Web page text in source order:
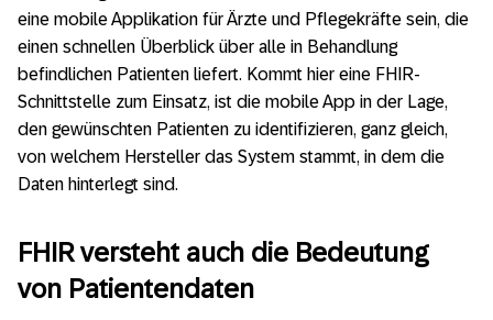
eine mobile Applikation für Ärzte und Pflegekräfte sein, die
einen schnellen Überblick über alle in Behandlung
befindlichen Patienten liefert. Kommt hier eine FHIR-
Schnittstelle zum Einsatz, ist die mobile App in der Lage,
den gewünschten Patienten zu identifizieren, ganz gleich,
von welchem Hersteller das System stammt, in dem die
Daten hinterlegt sind.
FHIR versteht auch die Bedeutung
von Patientendaten